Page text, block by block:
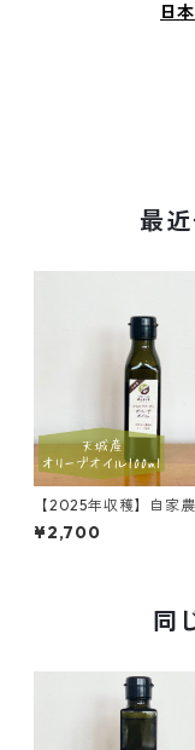
日
最
【2025年収穫】自家
リーブオイル100㎖
¥2,700
同